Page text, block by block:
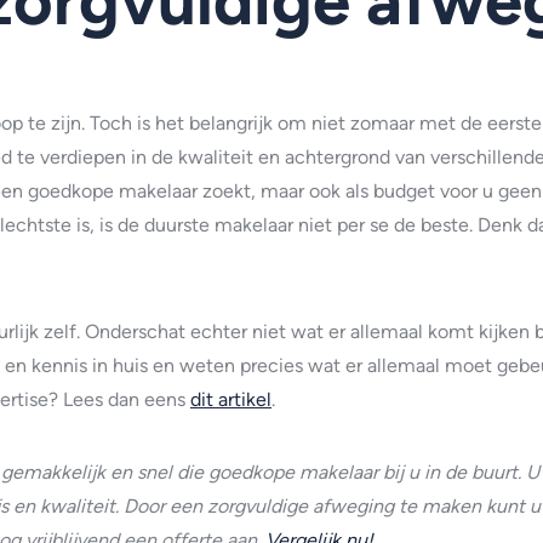
te zijn. Toch is het belangrijk om niet zomaar met de
te verdiepen in de kwaliteit en achtergrond van
goedkope makelaar zoekt, maar ook als budget voor u
is, is de duurste makelaar niet per se de beste. Denk
zelf. Onderschat echter niet wat er allemaal komt kijken
kennis in huis en weten precies wat er allemaal moet
Lees dan eens dit artikel.
en snel die goedkope makelaar bij u in de buurt.
en kwaliteit. Door een zorgvuldige afweging te maken kunt u